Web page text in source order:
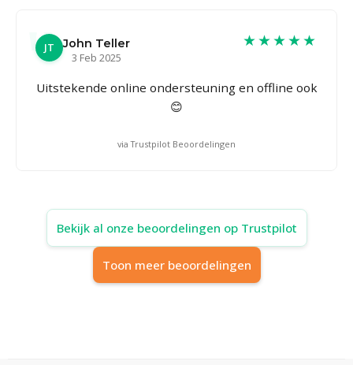
JT
John Teller
3 Feb 2025
★★★★★
Uitstekende online ondersteuning en offline ook
😊
via Trustpilot Beoordelingen
Bekijk al onze beoordelingen op Trustpilot
Toon meer beoordelingen